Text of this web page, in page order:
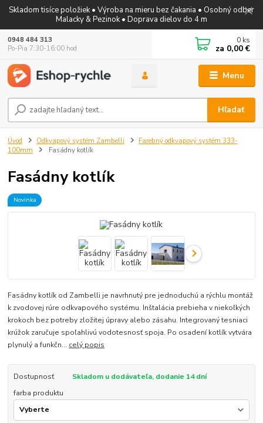
Skladom tisíce položiek • Výroba na mieru bez čakania • Osobný odber
Malacky & Pezinok • Doprava dielov do 4 m
Menu
Hľadať
0948 484 313
Po-Pia 7:30-16:00 hod
0 ks
za 0,00 €
Úvod Odkvapový systém Zambelli
Farebný odkvapový systém 333-
100mm
Fasádny kotlík
Fasádny kotlík
Novinka
Fasádny kotlík od Zambelli je navrhnutý pre jednoduchú a rýchlu montáž
k zvodovej rúre odkvapového systému. Inštalácia prebieha v niekoľkých
krokoch bez potreby zložitej úpravy alebo zásahu. Integrovaný tesniaci
krúžok zaručuje spoľahlivú vodotesnosť spoja. Po osadení kotlík vytvára
plynulý a funkčn... celý popis
Dostupnosť
Skladom u dodávateľa, dodanie 14 dní
farba produktu